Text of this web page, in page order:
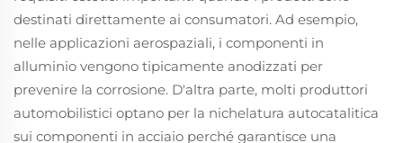
destinati direttamente ai consumatori. Ad esempio,
nelle applicazioni aerospaziali, i componenti in
alluminio vengono tipicamente anodizzati per
prevenire la corrosione. D'altra parte, molti produttori
automobilistici optano per la nichelatura autocatalitica
sui componenti in acciaio perché garantisce una